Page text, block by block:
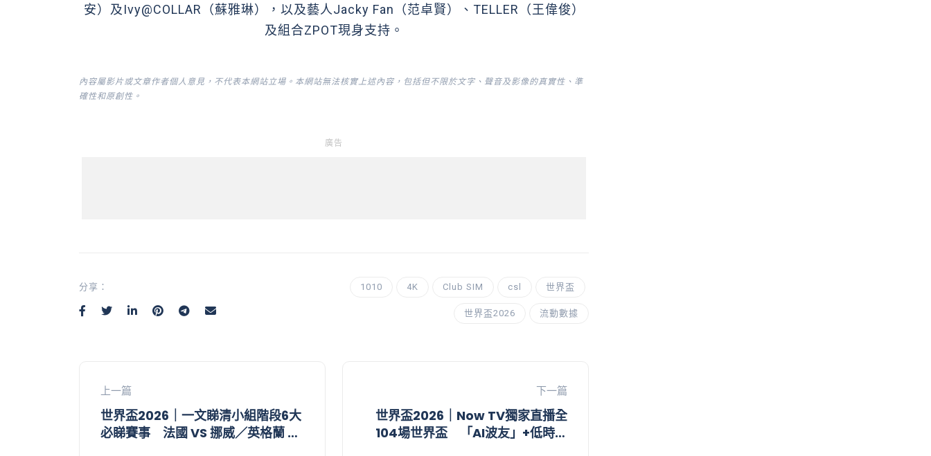
安）及Ivy@COLLAR（蘇雅琳），以及藝人Jacky Fan（范卓賢）、TELLER（王偉俊）
及組合ZPOT現身支持。
內容屬影片或文章作者個人意見，不代表本網站立場。本網站無法核實上述內容，包括但不限於文字、聲音及影像的真實性、準
確性和原創性。
廣告
分享： 1010 4K Club SIM csl 世界盃
世界盃2026 流動數據
上一篇
世界盃2026｜一文睇清小組階段6大
必睇賽事 法國 VS 挪威／英格蘭 VS
下一篇
世界盃2026｜Now TV獨家直播全
104場世界盃 「AI波友」+低時延